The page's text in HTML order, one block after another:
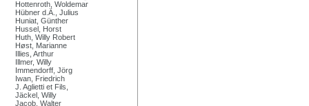
Hottenroth, Woldemar
Hübner d.Ä., Julius
Huniat, Günther
Hussel, Horst
Huth, Willy Robert
Høst, Marianne
Illies, Arthur
Illmer, Willy
Immendorff, Jörg
Iwan, Friedrich
J. Aglietti et Fils,
Jäckel, Willy
Jacob, Walter